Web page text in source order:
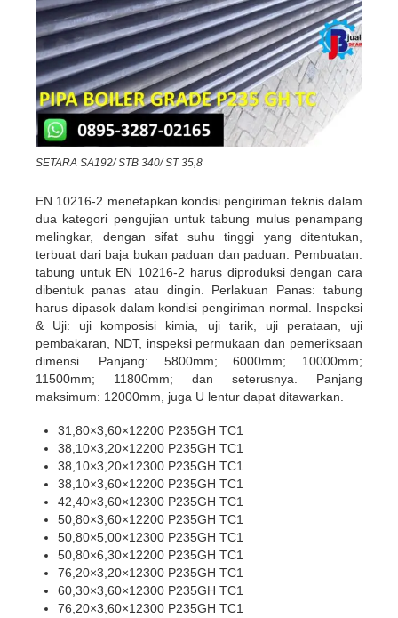
SETARA SA192/ STB 340/ ST 35,8
EN 10216-2 menetapkan kondisi pengiriman teknis dalam
dua kategori pengujian untuk tabung mulus penampang
melingkar, dengan sifat suhu tinggi yang ditentukan,
terbuat dari baja bukan paduan dan paduan. Pembuatan:
tabung untuk EN 10216-2 harus diproduksi dengan cara
dibentuk panas atau dingin. Perlakuan Panas: tabung
harus dipasok dalam kondisi pengiriman normal. Inspeksi
& Uji: uji komposisi kimia, uji tarik, uji perataan, uji
pembakaran, NDT, inspeksi permukaan dan pemeriksaan
dimensi. Panjang: 5800mm; 6000mm; 10000mm;
11500mm; 11800mm; dan seterusnya. Panjang
maksimum: 12000mm, juga U lentur dapat ditawarkan.
31,80×3,60×12200 P235GH TC1
38,10×3,20×12200 P235GH TC1
38,10×3,20×12300 P235GH TC1
38,10×3,60×12200 P235GH TC1
42,40×3,60×12300 P235GH TC1
50,80×3,60×12200 P235GH TC1
50,80×5,00×12300 P235GH TC1
50,80×6,30×12200 P235GH TC1
76,20×3,20×12300 P235GH TC1
60,30×3,60×12300 P235GH TC1
76,20×3,60×12300 P235GH TC1